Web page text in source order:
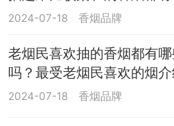
2024-07-18 香烟品牌
老烟民喜欢抽的香烟都有
吗？最受老烟民喜欢的烟
2024-07-18 香烟品牌